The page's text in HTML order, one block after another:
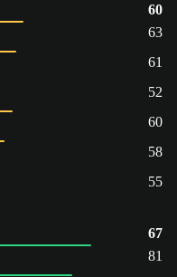
60
63
61
52
60
58
55
67
81